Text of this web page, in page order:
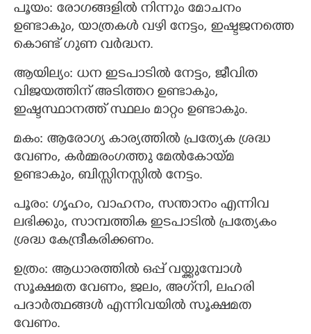
പൂയം: രോഗങ്ങളില്‍ നിന്നും മോചനം
ഉണ്ടാകും, യാത്രകള്‍ വഴി നേട്ടം, ഇഷ്ടജനത്തെ
കൊണ്ട് ഗുണ വര്‍ദ്ധന.
ആയില്യം: ധന ഇടപാടില്‍ നേട്ടം, ജീവിത
വിജയത്തിന് അടിത്തറ ഉണ്ടാകും,
ഇഷ്ടസ്ഥാനത്ത് സ്ഥലം മാറ്റം ഉണ്ടാകും.
മകം: ആരോഗ്യ കാര്യത്തില്‍ പ്രത്യേക ശ്രദ്ധ
വേണം, കര്‍മ്മരംഗത്തു മേല്‍കോയ്മ
ഉണ്ടാകും, ബിസ്സിനസ്സില്‍ നേട്ടം.
പൂരം: ഗൃഹം, വാഹനം, സന്താനം എന്നിവ
ലഭിക്കും, സാമ്പത്തിക ഇടപാടില്‍ പ്രത്യേകം
ശ്രദ്ധ കേന്ദ്രീകരിക്കണം.
ഉത്രം: ആധാരത്തില്‍ ഒപ്പ് വയ്ക്കുമ്പോള്‍
സൂക്ഷമത വേണം, ജലം, അഗ്‌നി, ലഹരി
പദാര്‍ത്ഥങ്ങൾ എന്നിവയില്‍ സൂക്ഷമത
വേണം.